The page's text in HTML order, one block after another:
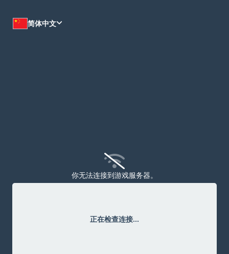
简体中文
你无法连接到游戏服务器。
正在检查连接...
这个页面，记得联系我！没有消息
快来成为第一个发消息的人！